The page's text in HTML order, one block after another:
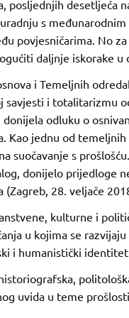
posljednjih desetljeća
s
povjesničarima. No
daljnje iskorake
i Temeljnih
savjesti i totalitarizmu
odluku o
Kao jednu od
suočavanje s
donijelo prijedloge
28. veljače
kulturne i
u kojima se
i humanistički
uvida u teme